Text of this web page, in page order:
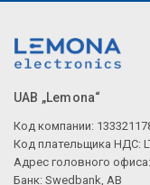
UAB „Lemona“
Код компании:
Код плательщика НДС:
Адрес головного офиса:
Банк: Swedbank, AB